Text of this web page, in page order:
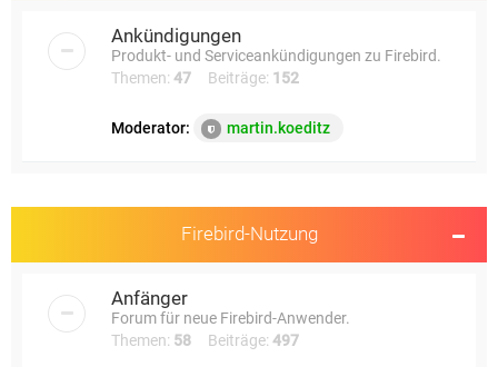
Ankündigungen
Produkt- und Serviceankündigungen zu Firebird.
Themen: 47 Beiträge: 152
Moderator: martin.koeditz
Firebird-Nutzung
Anfänger
Forum für neue Firebird-Anwender.
Themen: 58 Beiträge: 497